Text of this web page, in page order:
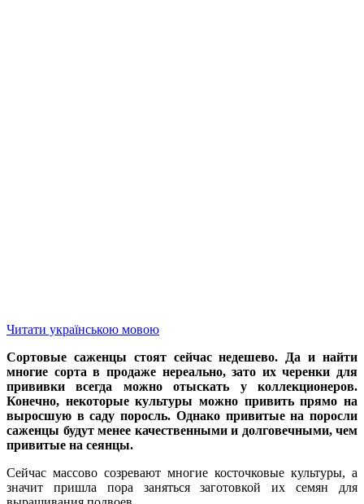
Читати українською мовою
Сортовые саженцы стоят сейчас недешево. Да и найти
многие сорта в продаже нереально, зато их черенки для
прививки всегда можно отыскать у коллекционеров.
Конечно, некоторые культуры можно привить прямо на
выросшую в саду поросль. Однако привитые на поросли
саженцы будут менее качественными и долговечными, чем
привитые на сеянцы.
Сейчас массово созревают многие косточковые культуры, а
значит пришла пора заняться заготовкой их семян для